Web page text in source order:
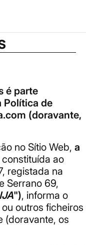
é parte
Política de
(doravante,
no Sítio Web, a
ao
registada na
Serrano 69,
"), informa o
outros ficheiros
(doravante, os